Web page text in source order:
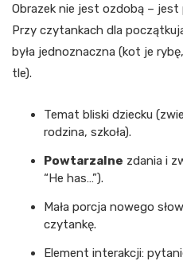
Obrazek nie jest ozdobą – jest
Przy czytankach dla
była jednoznaczna (kot je
tle).
Temat bliski dziecku
rodzina, szkoła).
Powtarzalne zdania i
“He has…”).
Mała porcja nowego
czytankę.
Element interakcji: